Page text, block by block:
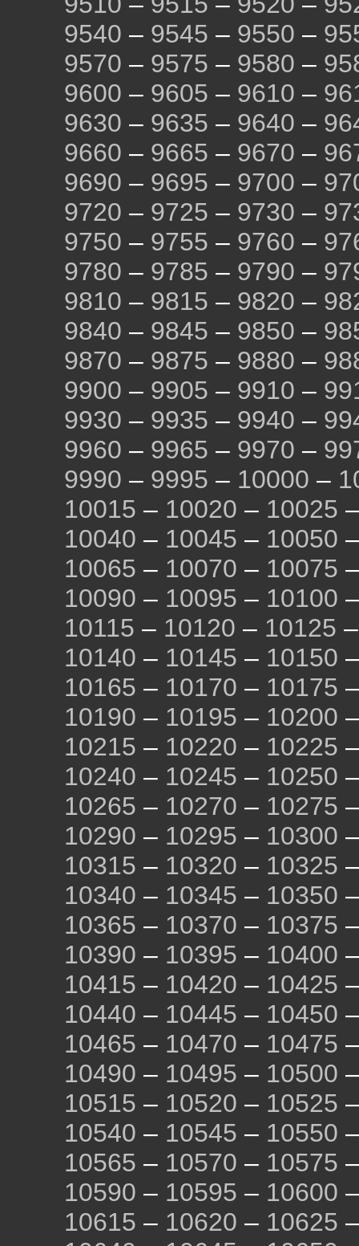
9540 – 9545 – 9550 –
9570 – 9575 – 9580 –
9600 – 9605 – 9610 –
9630 – 9635 – 9640 –
9660 – 9665 – 9670 –
9690 – 9695 – 9700 –
9720 – 9725 – 9730 –
9750 – 9755 – 9760 –
9780 – 9785 – 9790 –
9810 – 9815 – 9820 –
9840 – 9845 – 9850 –
9870 – 9875 – 9880 –
9900 – 9905 – 9910 –
9930 – 9935 – 9940 –
9960 – 9965 – 9970 –
9990 – 9995 – 10000 –
10015 – 10020 – 10025
10040 – 10045 – 10050
10065 – 10070 – 10075
10090 – 10095 – 10100
10115 – 10120 – 10125
10140 – 10145 – 10150
10165 – 10170 – 10175
10190 – 10195 – 10200
10215 – 10220 – 10225
10240 – 10245 – 10250
10265 – 10270 – 10275
10290 – 10295 – 10300
10315 – 10320 – 10325
10340 – 10345 – 10350
10365 – 10370 – 10375
10390 – 10395 – 10400
10415 – 10420 – 10425
10440 – 10445 – 10450
10465 – 10470 – 10475
10490 – 10495 – 10500
10515 – 10520 – 10525
10540 – 10545 – 10550
10565 – 10570 – 10575
10590 – 10595 – 10600
10615 – 10620 – 10625